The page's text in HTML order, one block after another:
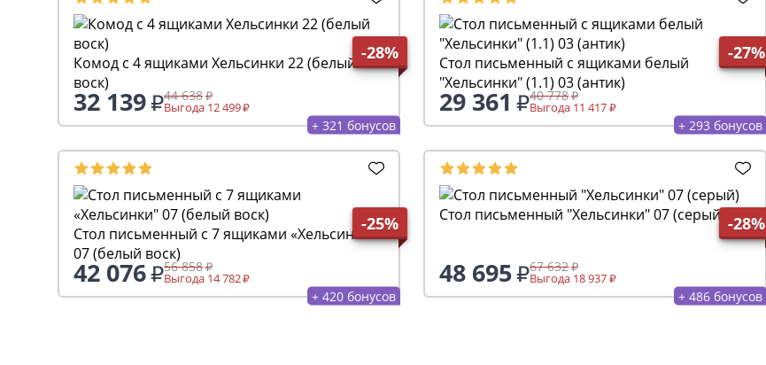
-28%
Комод с 4 ящиками Хельсинки 22 (белый
воск)
32 139 44 638
Выгода 12 499
+ 321 бонусов
-27%
Стол письменный с ящиками белый
"Хельсинки" (1.1) 03 (антик)
29 361 40 778
Выгода 11 417
+ 293 бонусов
-25%
Стол письменный с 7 ящиками «Хельсинки"
07 (белый воск)
42 076 56 858
Выгода 14 782
+ 420 бонусов
-28%
Стол письменный "Хельсинки" 07 (серый)
48 695 67 632
Выгода 18 937
+ 486 бонусов